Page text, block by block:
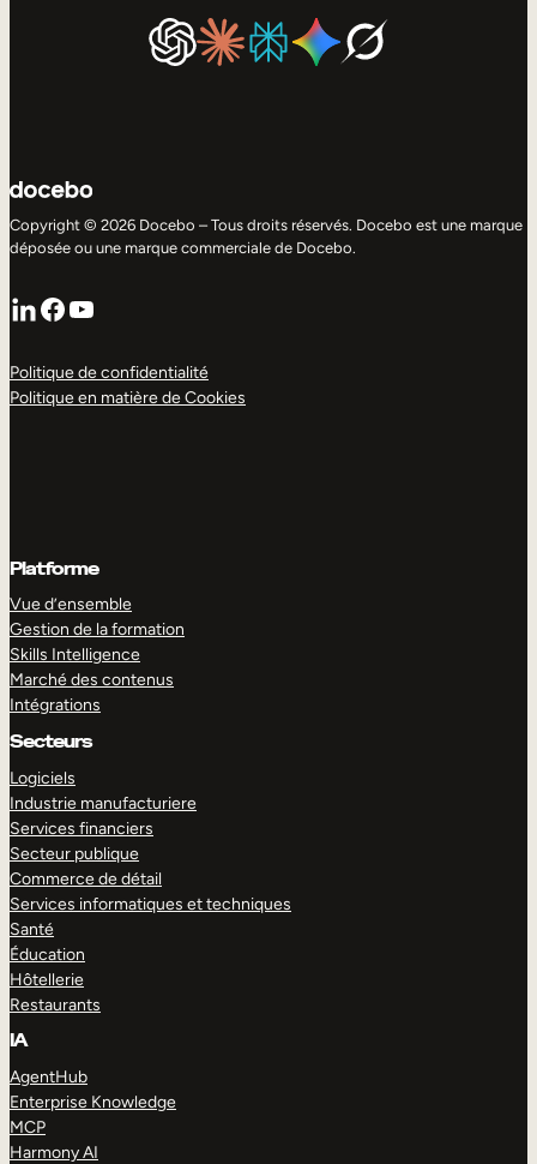
Copyright © 2026 Docebo – Tous droits réservés. Docebo est une marque
déposée ou une marque commerciale de Docebo.
LinkedIn
Facebook
YouTube
Politique de confidentialité
Politique en matière de Cookies
Platforme
Vue d’ensemble
Gestion de la formation
Skills Intelligence
Marché des contenus
Intégrations
Secteurs
Logiciels
Industrie manufacturiere
Services financiers
Secteur publique
Commerce de détail
Services informatiques et techniques
Santé
Éducation
Hôtellerie
Restaurants
IA
AgentHub
Enterprise Knowledge
MCP
Harmony AI